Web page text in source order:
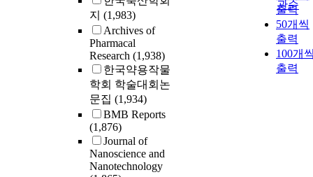
지 (1,983)
Archives of
Pharmacal
Research (1,938)
한국약용작물
학회 학술대회논
문집 (1,934)
BMB Reports
(1,876)
Journal of
Nanoscience and
Nanotechnology
관순
출력
50개씩
출력
100개
출력